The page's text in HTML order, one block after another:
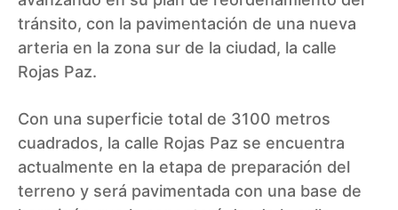
tránsito, con la pavimentación de una nueva
arteria en la zona sur de la ciudad, la calle
Rojas Paz.
Con una superficie total de 3100 metros
cuadrados, la calle Rojas Paz se encuentra
actualmente en la etapa de preparación del
terreno y será pavimentada con una base de